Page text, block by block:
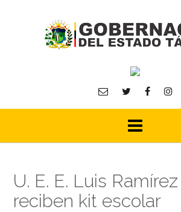
U. E. E. Luis
reciben kit escolar